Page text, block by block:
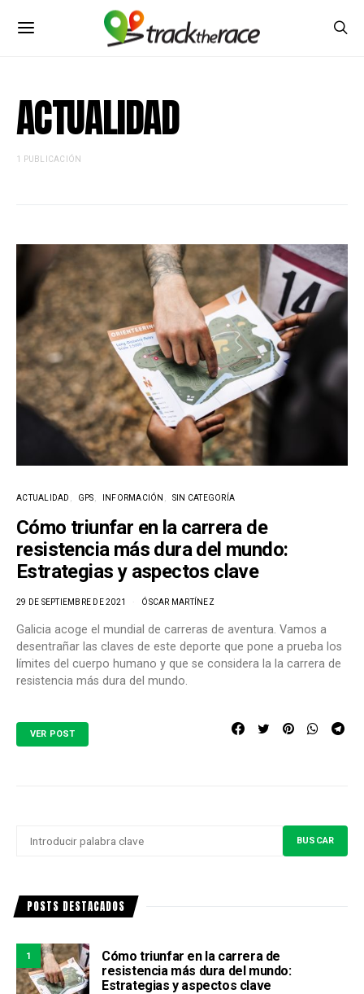
ACTUALIDAD
1 PUBLICACIÓN
ACTUALIDAD GPS INFORMACIÓN SIN CATEGORÍA
Cómo triunfar en la carrera de
resistencia más dura del mundo:
Estrategias y aspectos clave
29 DE SEPTIEMBRE DE 2021 ÓSCAR MARTÍNEZ
Galicia acoge el mundial de carreras de aventura. Vamos a
desentrañar las claves de este deporte que pone a prueba los
límites del cuerpo humano y que se considera la la carrera de
resistencia más dura del mundo.
VER POST
POR:
BUSCAR
POSTS DESTACADOS
1
Cómo triunfar en la carrera de
resistencia más dura del mundo:
Estrategias y aspectos clave